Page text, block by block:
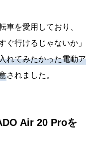
車を愛用しており、
ぐ行けるじゃないか」
れてみたかった電動ア
されました。
Air 20 Proを